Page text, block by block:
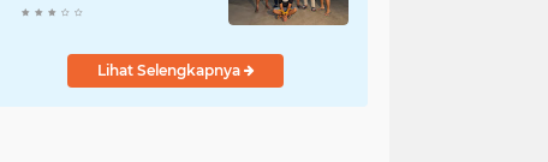
Layani Pria Lain
Lihat Selengkapnya